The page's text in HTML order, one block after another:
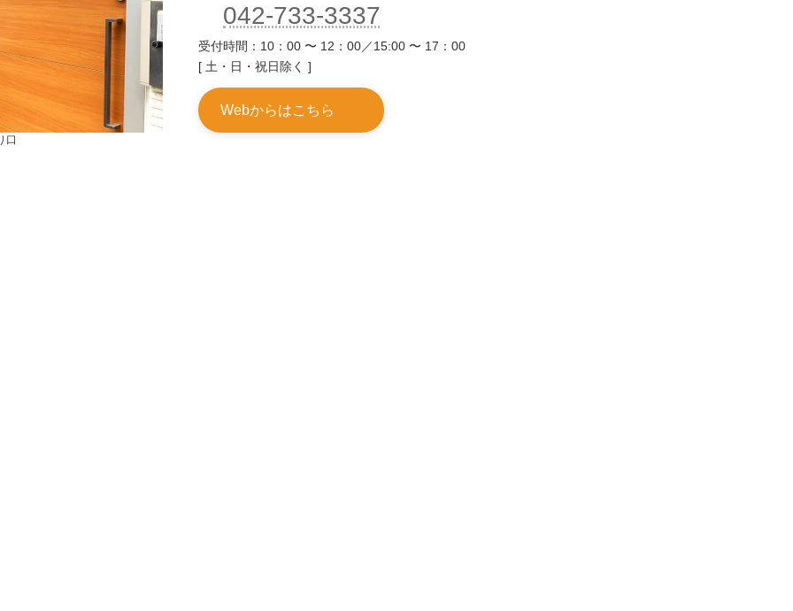
口
042-733-3337
受付時間：10：00 〜 12：00／15:00 〜 17：00
[ 土・日・祝日除く ]
Webからはこちら